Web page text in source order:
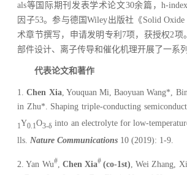
als等国际期刊发表学术论文30余篇，h-index
因子53。参与德国Wiley出版社《Solid Oxide
术章节撰写，申请发明专利 7项，获授权2项
部件设计、离子传导和催化机理开展了一系列
代表论文和著作
1.Chen Xia , Youquan Mi, Baoyuan Wang*,
in Zhu*. Shaping triple-conducting
1Y0.1O3-δ into an electrolyte for low-
lls.Nature Communications 10 (2019): 1-9.
2. Yan Wu#, Chen Xia# (co-1st) , Wei Zhang,